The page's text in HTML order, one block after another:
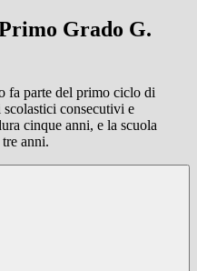
Grado G.
fa parte del primo ciclo di
consecutivi e
cinque anni, e la scuola
anni.